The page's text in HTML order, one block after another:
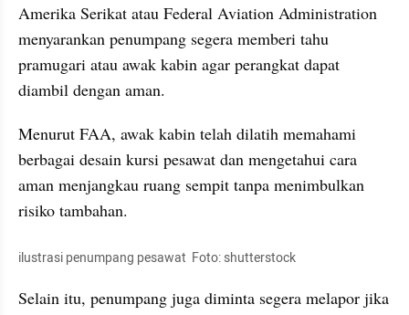
Amerika Serikat atau Federal Aviation Administration
menyarankan penumpang segera memberi tahu
pramugari atau awak kabin agar perangkat dapat
diambil dengan aman.
Menurut FAA, awak kabin telah dilatih memahami
berbagai desain kursi pesawat dan mengetahui cara
aman menjangkau ruang sempit tanpa menimbulkan
risiko tambahan.
ilustrasi penumpang pesawat  Foto: shutterstock
Selain itu, penumpang juga diminta segera melapor jika